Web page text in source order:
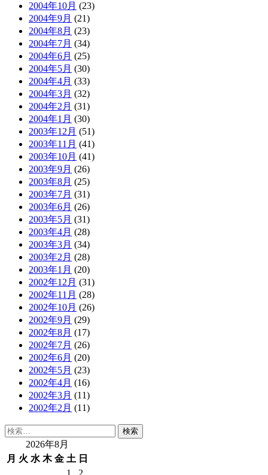
2004年10月 (23)
2004年9月 (21)
2004年8月 (23)
2004年7月 (34)
2004年6月 (25)
2004年5月 (30)
2004年4月 (33)
2004年3月 (32)
2004年2月 (31)
2004年1月 (30)
2003年12月 (51)
2003年11月 (41)
2003年10月 (41)
2003年9月 (26)
2003年8月 (25)
2003年7月 (31)
2003年6月 (26)
2003年5月 (31)
2003年4月 (28)
2003年3月 (34)
2003年2月 (28)
2003年1月 (20)
2002年12月 (31)
2002年11月 (28)
2002年10月 (26)
2002年9月 (29)
2002年8月 (17)
2002年7月 (26)
2002年6月 (20)
2002年5月 (23)
2002年4月 (16)
2002年3月 (11)
2002年2月 (11)
検
2026年8月
月 火 水 木 金 土 日